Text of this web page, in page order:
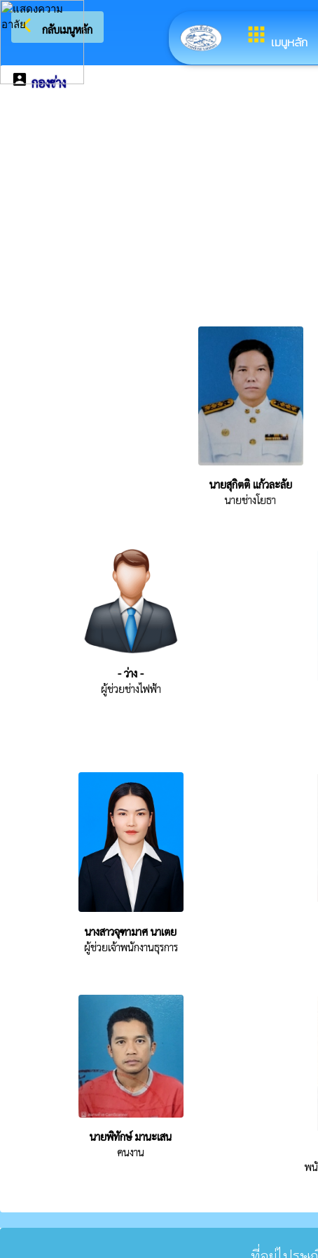
appsเมนูหลัก
arrow_back_ios กลับเมนูหลัก ยินดีต้อนรั
account_boxกองช่าง
นายสุกิตติ แก้วละลัย
นายช่างโยธา
- ว่าง -
ผู้ช่วยช่างไฟฟ้า
นางสาวจุฑามาศ นาเตย
ผู้ช่วยเจ้าพนักงานธุรการ
นายพิทักษ์ มานะเสน
คนงาน
พนั